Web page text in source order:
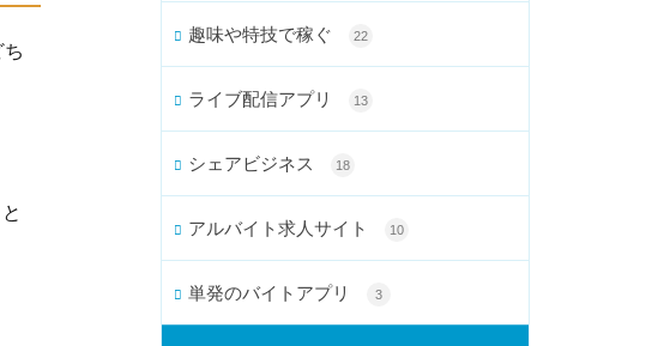
趣味や特技で稼ぐ 22
ライブ配信アプリ 13
シェアビジネス 18
アルバイト求人サイト 10
単発のバイトアプリ 3